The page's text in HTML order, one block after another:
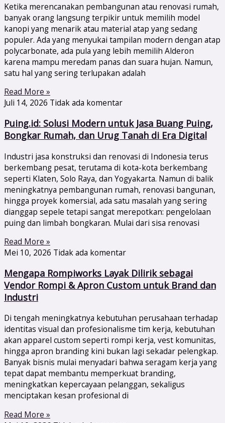
Ketika merencanakan pembangunan atau renovasi rumah,
banyak orang langsung terpikir untuk memilih model
kanopi yang menarik atau material atap yang sedang
populer. Ada yang menyukai tampilan modern dengan atap
polycarbonate, ada pula yang lebih memilih Alderon
karena mampu meredam panas dan suara hujan. Namun,
satu hal yang sering terlupakan adalah
Read More »
Juli 14, 2026 Tidak ada komentar
Puing.id: Solusi Modern untuk Jasa Buang Puing,
Bongkar Rumah, dan Urug Tanah di Era Digital
Industri jasa konstruksi dan renovasi di Indonesia terus
berkembang pesat, terutama di kota-kota berkembang
seperti Klaten, Solo Raya, dan Yogyakarta. Namun di balik
meningkatnya pembangunan rumah, renovasi bangunan,
hingga proyek komersial, ada satu masalah yang sering
dianggap sepele tetapi sangat merepotkan: pengelolaan
puing dan limbah bongkaran. Mulai dari sisa renovasi
Read More »
Mei 10, 2026 Tidak ada komentar
Mengapa Rompiworks Layak Dilirik sebagai
Vendor Rompi & Apron Custom untuk Brand dan
Industri
Di tengah meningkatnya kebutuhan perusahaan terhadap
identitas visual dan profesionalisme tim kerja, kebutuhan
akan apparel custom seperti rompi kerja, vest komunitas,
hingga apron branding kini bukan lagi sekadar pelengkap.
Banyak bisnis mulai menyadari bahwa seragam kerja yang
tepat dapat membantu memperkuat branding,
meningkatkan kepercayaan pelanggan, sekaligus
menciptakan kesan profesional di
Read More »